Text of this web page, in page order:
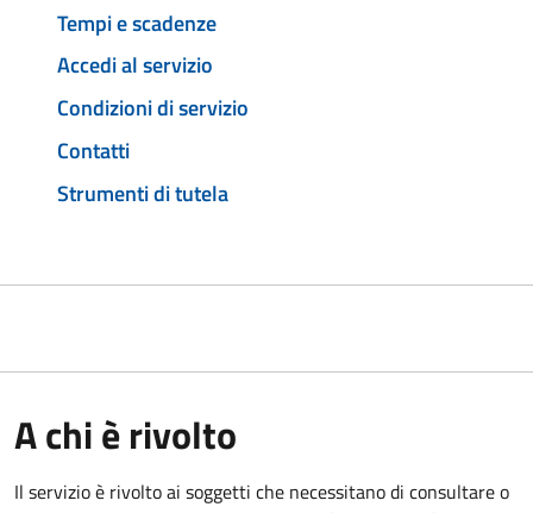
Tempi e scadenze
Accedi al servizio
Condizioni di servizio
Contatti
Strumenti di tutela
A chi è rivolto
Il servizio è rivolto ai soggetti che necessitano di consultare o